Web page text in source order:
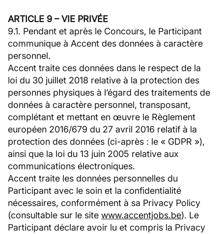
ARTICLE 9 – VIE PRIVÉE
9.1. Pendant et après le Concours, le Participant
communique à Accent des données à caractère
personnel.
Accent traite ces données dans le respect de la
loi du 30 juillet 2018 relative à la protection des
personnes physiques à l’égard des traitements de
données à caractère personnel, transposant,
complétant et mettant en œuvre le Règlement
européen 2016/679 du 27 avril 2016 relatif à la
protection des données (ci-après : le « GDPR »),
ainsi que la loi du 13 juin 2005 relative aux
communications électroniques.
Accent traite les données personnelles du
Participant avec le soin et la confidentialité
nécessaires, conformément à sa Privacy Policy
(consultable sur le site www.accentjobs.be). Le
Participant déclare avoir lu et compris la Privacy